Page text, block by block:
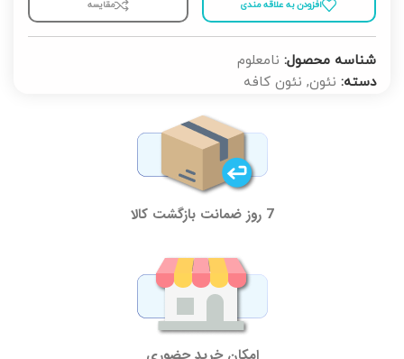
افزودن به علاقه مندی مقايسه
شناسه محصول: نامعلوم
دسته: نئون, نئون کافه
7 روز ضمانت بازگشت کالا